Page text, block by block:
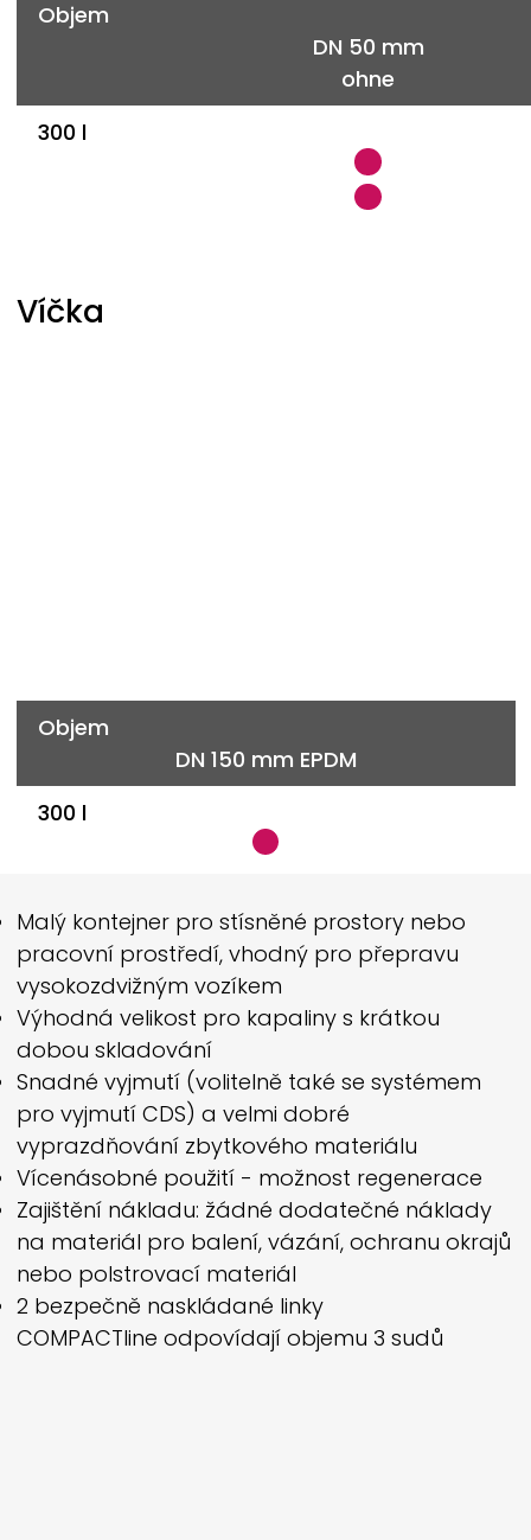
Objem
DN 50 mm
ohne
300 l
Víčka
Objem
DN 150 mm EPDM
300 l
Malý kontejner pro stísněné prostory nebo
pracovní prostředí, vhodný pro přepravu
vysokozdvižným vozíkem
Výhodná velikost pro kapaliny s krátkou
dobou skladování
Snadné vyjmutí (volitelně také se systémem
pro vyjmutí CDS) a velmi dobré
vyprazdňování zbytkového materiálu
Vícenásobné použití - možnost regenerace
Zajištění nákladu: žádné dodatečné náklady
na materiál pro balení, vázání, ochranu okrajů
nebo polstrovací materiál
2 bezpečně naskládané linky
COMPACTline odpovídají objemu 3 sudů